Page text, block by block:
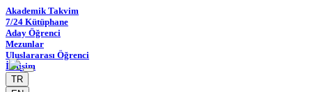
Akademik Takvim
7/24 Kütüphane
Aday Öğrenci
Mezunlar
Uluslararası Öğrenci
İletişim
TR